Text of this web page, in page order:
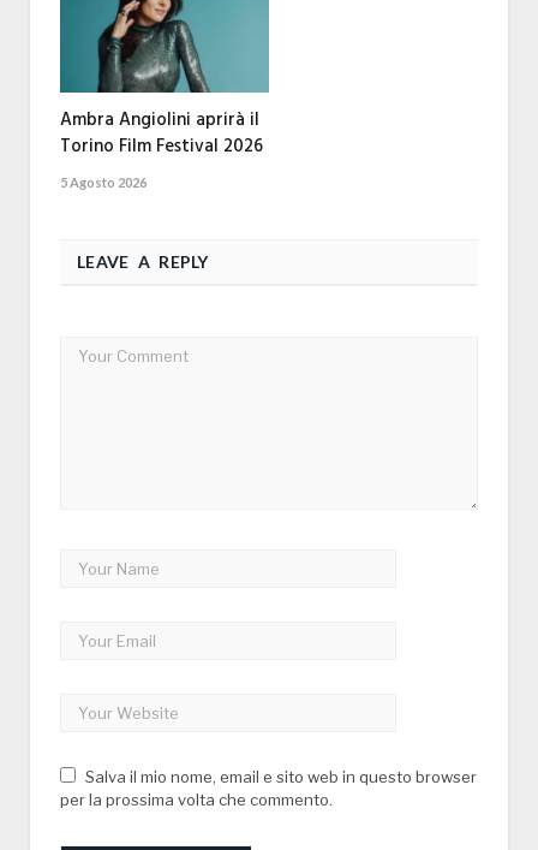
Ambra Angiolini aprirà il
Torino Film Festival 2026
5 Agosto 2026
LEAVE A REPLY
Salva il mio nome, email e sito web in questo browser
per la prossima volta che commento.